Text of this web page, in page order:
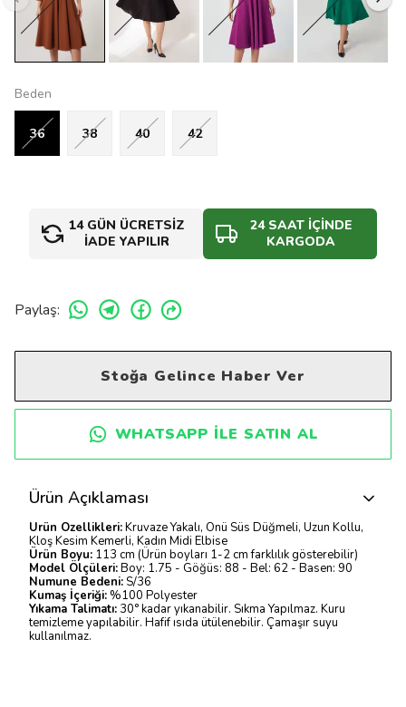
Beden
36 38 40 42
14 GÜN ÜCRETSİZ
İADE YAPILIR
24 SAAT İÇİNDE
KARGODA
Paylaş:
Stoğa Gelince Haber Ver
WHATSAPP ILE SATIN AL
Ürün Açıklaması
Ürün Özellikleri:Kruvaze Yakalı, Önü Süs Düğmeli, Uzun Kollu,
Kloş Kesim Kemerli, Kadın Midi Elbise
Ürün Boyu: 113 cm (Ürün boyları 1-2 cm farklılık gösterebilir)
Model Ölçüleri:Boy: 1.75 - Göğüs: 88 - Bel: 62 - Basen: 90
Numune Bedeni: S/36
Kumaş İçeriği: %100 Polyester
Yıkama Talimatı:30° kadar yıkanabilir. Sıkma Yapılmaz. Kuru
temizleme yapılabilir. Hafif ısıda ütülenebilir. Çamaşır suyu
kullanılmaz.